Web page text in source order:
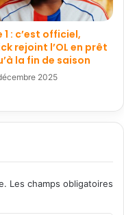
1 : c’est officiel,
rejoint l’OL en prêt
la fin de saison
2025
Les champs obligatoires